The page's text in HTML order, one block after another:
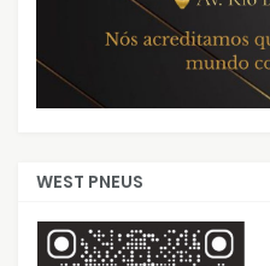
WEST PNEUS